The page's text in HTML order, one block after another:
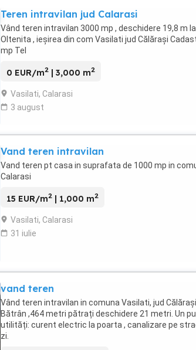
Teren intravilan jud Calarasi
Vând teren intravilan 3000 mp , deschidere 19,8 m
Oltenita , ieșirea din com Vasilati jud Călărași
mp Tel
0 EUR/m2 | 3,000 m2
Vasilati, Calarasi
3 august
Vand teren intravilan
Vand teren pt casa in suprafata de 1000 mp in
Calarasi
15 EUR/m2 | 1,000 m2
Vasilati, Calarasi
31 iulie
vand teren
Vând teren intravilan in comuna Vasilati, jud
Bătrân ,464 metri pătrați deschidere 21 metri. Un
utilități: curent electric la poarta , canalizare pe
zi.